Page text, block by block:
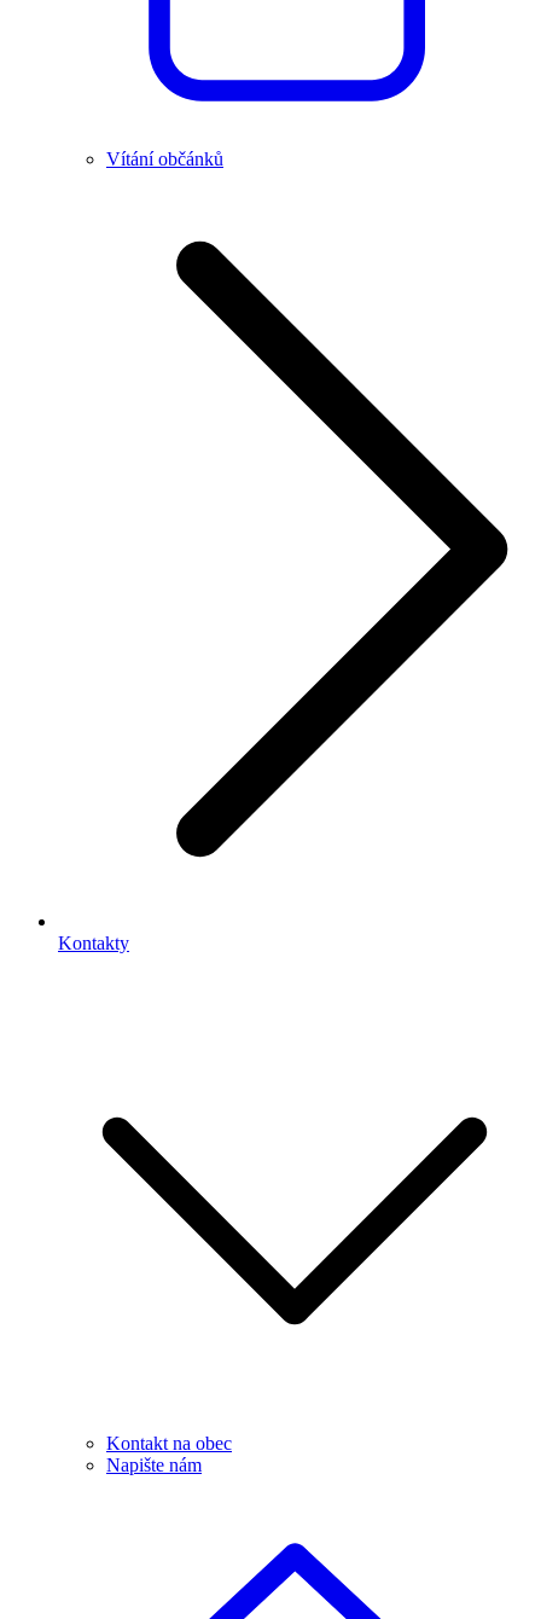
Vítání občánků
Kontakty
Kontakt na obec
Napište nám